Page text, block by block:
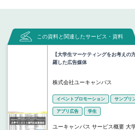
この資料と関連したサービス・資料
【大学生マーケティングをお考えの
羅した広告媒体
株式会社ユーキャンパス
イベントプロモーション サンプリ
アプリ広告 学生
ユーキャンパス サービス概要 大